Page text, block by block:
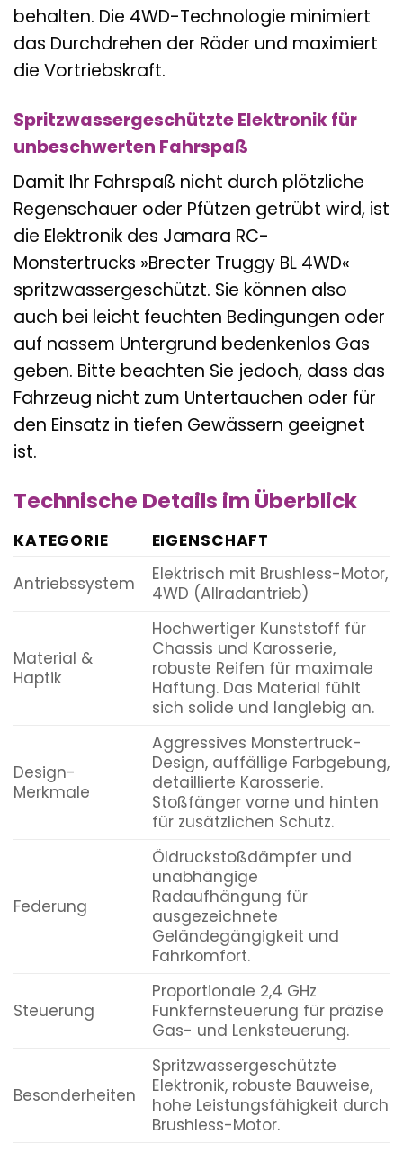
behalten. Die 4WD-Technologie minimiert
das Durchdrehen der Räder und maximiert
die Vortriebskraft.
Spritzwassergeschützte Elektronik für
unbeschwerten Fahrspaß
Damit Ihr Fahrspaß nicht durch plötzliche
Regenschauer oder Pfützen getrübt wird, ist
die Elektronik des Jamara RC-
Monstertrucks »Brecter Truggy BL 4WD«
spritzwassergeschützt. Sie können also
auch bei leicht feuchten Bedingungen oder
auf nassem Untergrund bedenkenlos Gas
geben. Bitte beachten Sie jedoch, dass das
Fahrzeug nicht zum Untertauchen oder für
den Einsatz in tiefen Gewässern geeignet
ist.
Technische Details im Überblick
KATEGORIE
EIGENSCHAFT
Antriebssystem
Elektrisch mit Brushless-Motor,
4WD (Allradantrieb)
Material &
Haptik
Hochwertiger Kunststoff für
Chassis und Karosserie,
robuste Reifen für maximale
Haftung. Das Material fühlt
sich solide und langlebig an.
Design-
Merkmale
Aggressives Monstertruck-
Design, auffällige Farbgebung,
detaillierte Karosserie.
Stoßfänger vorne und hinten
für zusätzlichen Schutz.
Federung
Öldruckstoßdämpfer und
unabhängige
Radaufhängung für
ausgezeichnete
Geländegängigkeit und
Fahrkomfort.
Steuerung
Proportionale 2,4 GHz
Funkfernsteuerung für präzise
Gas- und Lenksteuerung.
Besonderheiten
Spritzwassergeschützte
Elektronik, robuste Bauweise,
hohe Leistungsfähigkeit durch
Brushless-Motor.